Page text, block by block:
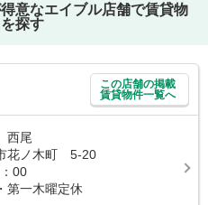
意なエイブル店舗で賃貸物
探す
この店舗の掲載
賃貸物件一覧へ
西尾
花ノ木町 5-20
00
第一木曜定休